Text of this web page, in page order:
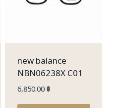
new balance
NBN06238X C01
6,850.00฿